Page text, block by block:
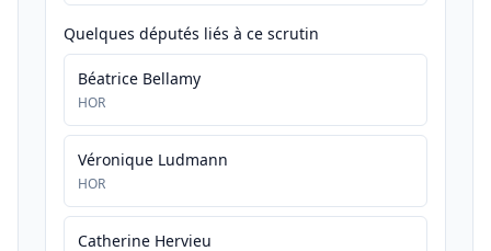
Quelques députés liés à ce scrutin
Béatrice Bellamy
HOR
Véronique Ludmann
HOR
Catherine Hervieu